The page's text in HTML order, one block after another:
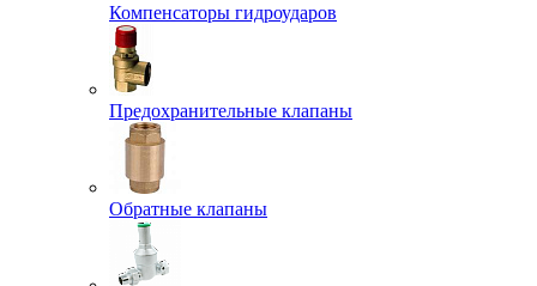
Компенсаторы гидроударов
Предохранительные клапаны
Обратные клапаны